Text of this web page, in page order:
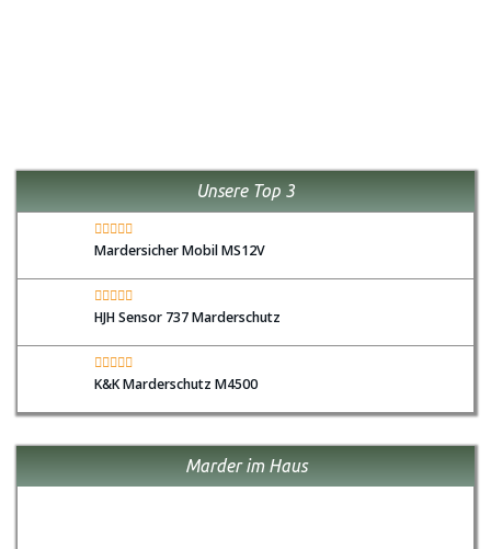
Unsere Top 3
Mardersicher Mobil MS12V
HJH Sensor 737 Marderschutz
K&K Marderschutz M4500
Marder im Haus